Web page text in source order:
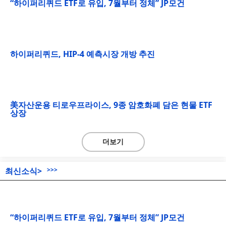
“하이퍼리퀴드 ETF로 유입, 7월부터 정체” JP모건
하이퍼리퀴드, HIP-4 예측시장 개방 추진
美자산운용 티로우프라이스, 9종 암호화폐 담은 현물 ETF
상장
더보기
최신소식> >>>
“하이퍼리퀴드 ETF로 유입, 7월부터 정체” JP모건